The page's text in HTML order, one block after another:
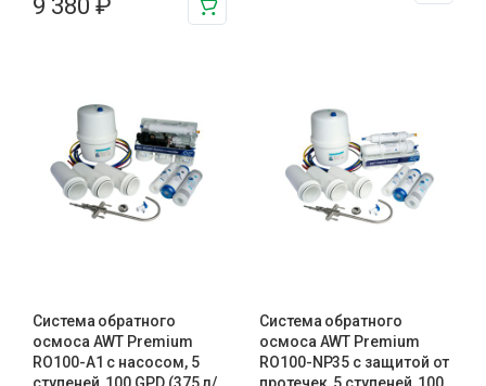
9 380 ₽
Система обратного
осмоса AWT Premium
RO100-A1 с насосом, 5
Система обратного
осмоса AWT Premium
RO100-NP35 с защитой от